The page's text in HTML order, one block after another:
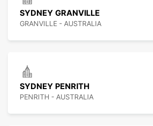
SYDNEY GRANVILLE
GRANVILLE - AUSTRALIA
SYDNEY PENRITH
PENRITH - AUSTRALIA